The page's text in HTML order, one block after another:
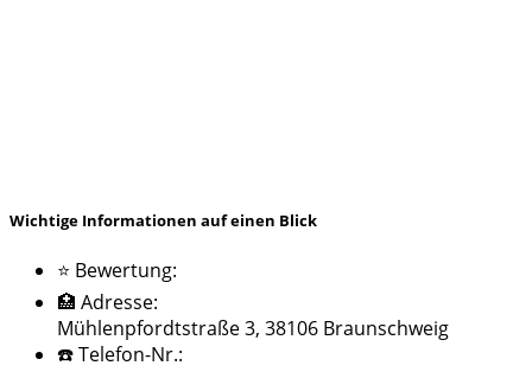
Wichtige Informationen auf einen Blick
⭐ Bewertung:
🏥 Adresse:
Mühlenpfordtstraße 3, 38106 Braunschweig
☎️ Telefon-Nr.: